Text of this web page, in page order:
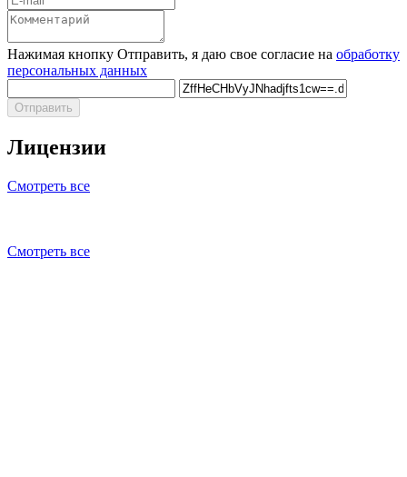
Нажимая кнопку Отправить, я даю свое согласие на обработку
персональных данных
Отправить
Лицензии
Смотреть все
Смотреть все